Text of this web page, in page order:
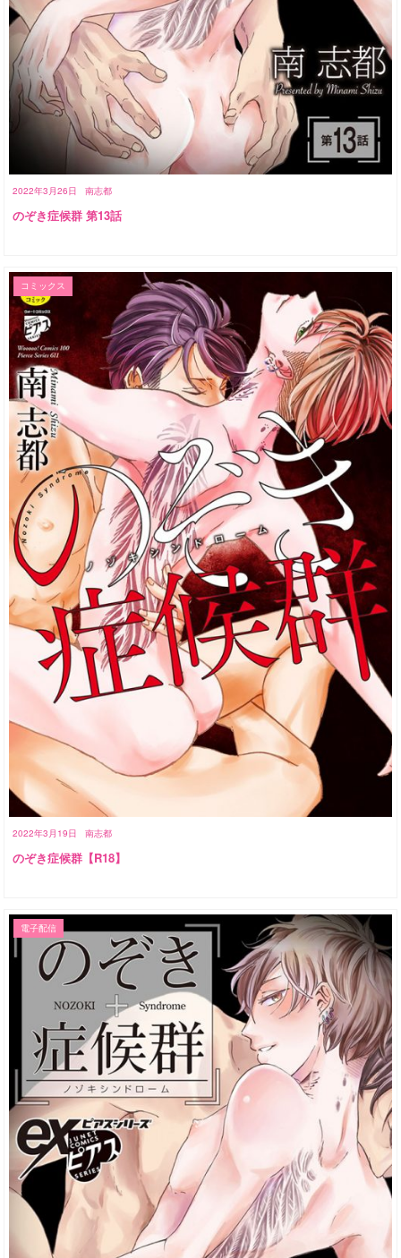
2022年3月26日 南志都
のぞき症候群 第13話
2022年3月19日 南志都
コミックス
のぞき症候群【R18】
電子配信